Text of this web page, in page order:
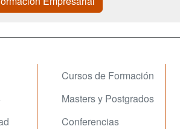
Cursos de Formación
Masters y Postgrados
Conferencias